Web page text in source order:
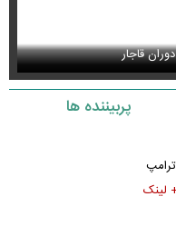
قاجار
پربیننده ها